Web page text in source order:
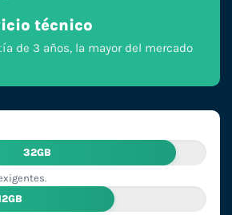
técnico
de 3 años, la mayor del mercado
32GB